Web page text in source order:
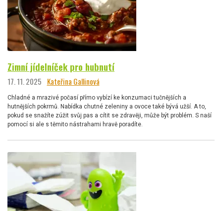
Zimní jídelníček pro hubnutí
17. 11. 2025 Kateřina Gallinová
Chladné a mrazivé počasí přímo vybízí ke konzumaci tučnějších a
hutnějších pokrmů. Nabídka chutné zeleniny a ovoce také bývá užší. A to,
pokud se snažíte zúžit svůj pas a cítit se zdravěji, může být problém. S naší
pomocí si ale s těmito nástrahami hravě poradíte.